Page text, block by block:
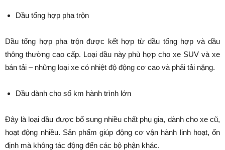
Dầu tổng hợp pha trộn
Dầu tổng hợp pha trộn được kết hợp từ dầu tổng hợp và dầu
thông thường cao cấp. Loại dầu này phù hợp cho xe SUV và xe
bán tải – những loại xe có nhiệt độ động cơ cao và phải tải nặng.
Dầu dành cho số km hành trình lớn
Đây là loại dầu được bổ sung nhiều chất phụ gia, dành cho xe cũ,
hoạt động nhiều. Sản phẩm giúp động cơ vận hành linh hoạt, ổn
định mà không tác động đến các bộ phận khác.